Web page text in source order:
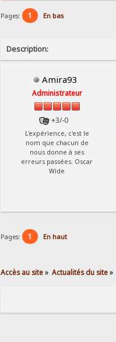
Pages: 1 En bas
Description:
Amira93
Administrateur
+3/-0
L'expérience, c'est le
nom que chacun de
nous donne à ses
erreurs passées. Oscar
Wide
Pages: 1 En haut
Accès au site» Actualités du site»